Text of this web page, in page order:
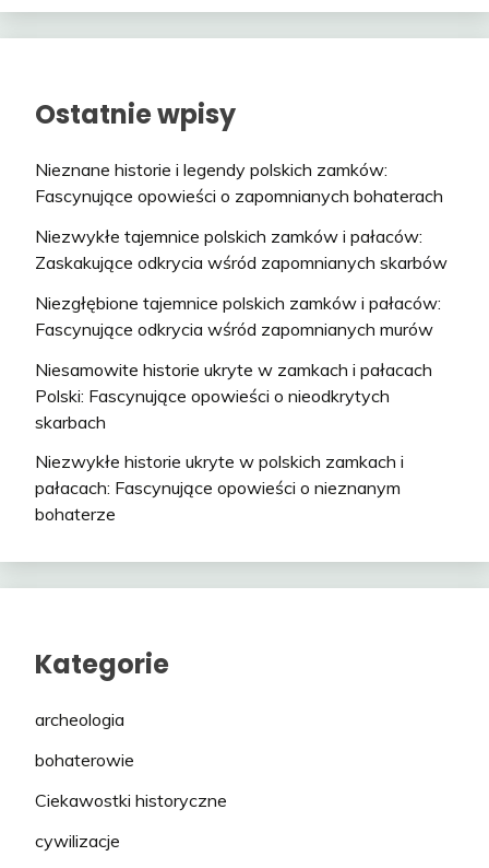
Ostatnie wpisy
Nieznane historie i legendy polskich zamków:
Fascynujące opowieści o zapomnianych bohaterach
Niezwykłe tajemnice polskich zamków i pałaców:
Zaskakujące odkrycia wśród zapomnianych skarbów
Niezgłębione tajemnice polskich zamków i pałaców:
Fascynujące odkrycia wśród zapomnianych murów
Niesamowite historie ukryte w zamkach i pałacach
Polski: Fascynujące opowieści o nieodkrytych
skarbach
Niezwykłe historie ukryte w polskich zamkach i
pałacach: Fascynujące opowieści o nieznanym
bohaterze
Kategorie
archeologia
bohaterowie
Ciekawostki historyczne
cywilizacje